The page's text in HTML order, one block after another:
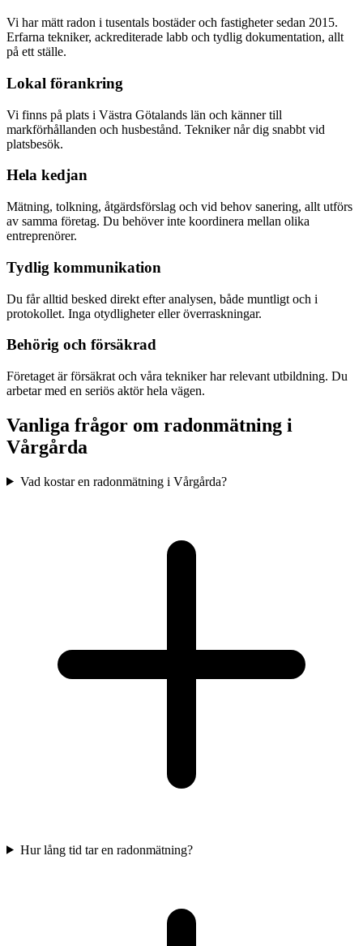
Vi har mätt radon i tusentals bostäder och fastigheter sedan 2015.
Erfarna tekniker, ackrediterade labb och tydlig dokumentation, allt
på ett ställe.
Lokal förankring
Vi finns på plats i Västra Götalands län och känner till
markförhållanden och husbestånd. Tekniker når dig snabbt vid
platsbesök.
Hela kedjan
Mätning, tolkning, åtgärdsförslag och vid behov sanering, allt utförs
av samma företag. Du behöver inte koordinera mellan olika
entreprenörer.
Tydlig kommunikation
Du får alltid besked direkt efter analysen, både muntligt och i
protokollet. Inga otydligheter eller överraskningar.
Behörig och försäkrad
Företaget är försäkrat och våra tekniker har relevant utbildning. Du
arbetar med en seriös aktör hela vägen.
Vanliga frågor om radonmätning i
Vårgårda
Vad kostar en radonmätning i Vårgårda?
Hur lång tid tar en radonmätning?